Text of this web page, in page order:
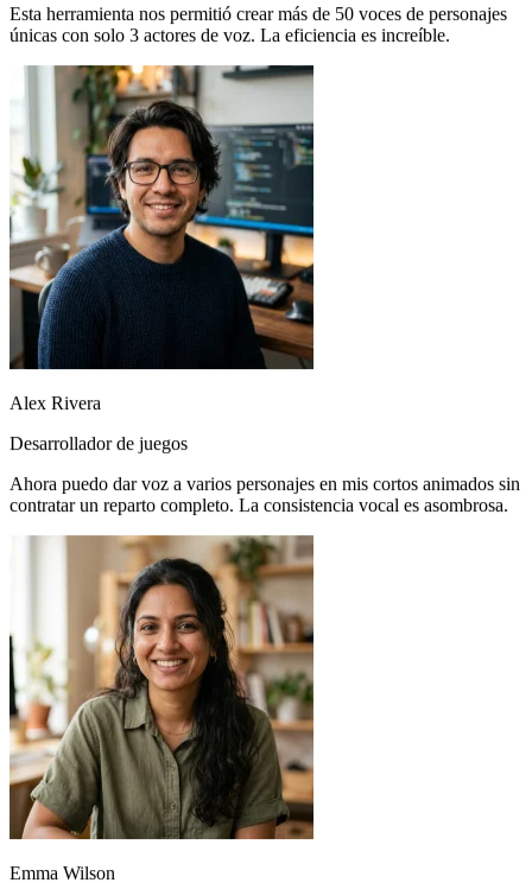
Alex Rivera
Desarrollador de juegos
Ahora puedo dar voz a varios personajes en mis cortos animados sin
contratar un reparto completo. La consistencia vocal es asombrosa.
Emma Wilson
Creadora de contenido
La claridad vocal es excepcional. Suena como si hubiera grabado las
líneas en un estudio profesional.